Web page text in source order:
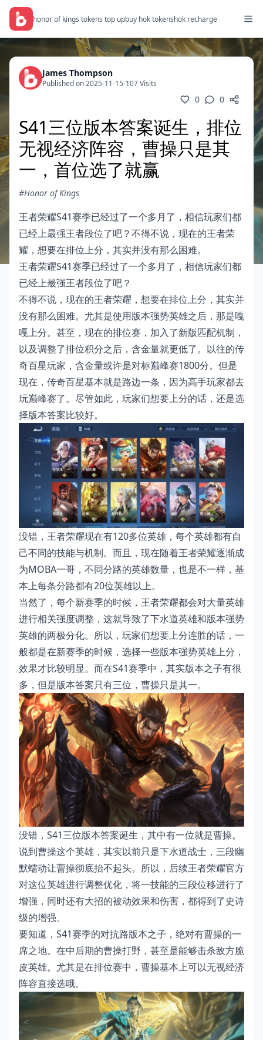
honor of kings tokens top upbuy hok tokenshok recharge
James Thompson
Published on 2025-11-15/107 Visits
0 0
S41三位版本答案诞生，排位
无视经济阵容，曹操只是其
一，首位选了就赢
#Honor of Kings
王者荣耀S41赛季已经过了一个多月了，相信玩家们都
已经上最强王者段位了吧？不得不说，现在的王者荣
耀，想要在排位上分，其实并没有那么困难。
王者荣耀S41赛季已经过了一个多月了，相信玩家们都
已经上最强王者段位了吧？
不得不说，现在的王者荣耀，想要在排位上分，其实并
没有那么困难。尤其是使用版本强势英雄之后，那是嘎
嘎上分。甚至，现在的排位赛，加入了新版匹配机制，
以及调整了排位积分之后，含金量就更低了。以往的传
奇百星玩家，含金量或许是对标巅峰赛1800分。但是
现在，传奇百星基本就是路边一条，因为高手玩家都去
玩巅峰赛了。尽管如此，玩家们想要上分的话，还是选
择版本答案比较好。
没错，王者荣耀现在有120多位英雄，每个英雄都有自
己不同的技能与机制。而且，现在随着王者荣耀逐渐成
为MOBA一哥，不同分路的英雄数量，也是不一样，基
本上每条分路都有20位英雄以上。
当然了，每个新赛季的时候，王者荣耀都会对大量英雄
进行相关强度调整，这就导致了下水道英雄和版本强势
英雄的两极分化。所以，玩家们想要上分连胜的话，一
般都是在新赛季的时候，选择一些版本强势英雄上分，
效果才比较明显。而在S41赛季中，其实版本之子有很
多，但是版本答案只有三位，曹操只是其一。
没错，S41三位版本答案诞生，其中有一位就是曹操。
说到曹操这个英雄，其实以前只是下水道战士，三段幽
默蠕动让曹操彻底抬不起头。所以，后续王者荣耀官方
对这位英雄进行调整优化，将一技能的三段位移进行了
增强，同时还有大招的被动效果和伤害，都得到了史诗
级的增强。
要知道，S41赛季的对抗路版本之子，绝对有曹操的一
席之地。在中后期的曹操打野，甚至是能够击杀敌方脆
皮英雄。尤其是在排位赛中，曹操基本上可以无视经济
阵容直接选哦。